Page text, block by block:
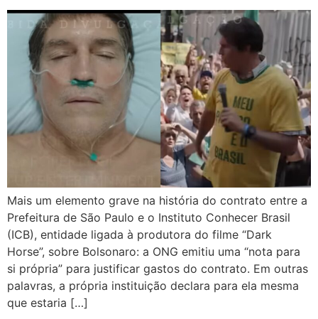
Mais um elemento grave na história do contrato entre a
Prefeitura de São Paulo e o Instituto Conhecer Brasil
(ICB), entidade ligada à produtora do filme “Dark
Horse”, sobre Bolsonaro: a ONG emitiu uma “nota para
si própria” para justificar gastos do contrato. Em outras
palavras, a própria instituição declara para ela mesma
que estaria […]